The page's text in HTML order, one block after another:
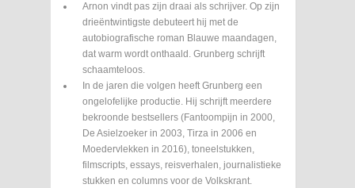
Arnon vindt pas zijn draai als schrijver. Op zijn
drieëntwintigste debuteert hij met de
autobiografische roman Blauwe maandagen,
dat warm wordt onthaald. Grunberg schrijft
schaamteloos.
In de jaren die volgen heeft Grunberg een
ongelofelijke productie. Hij schrijft meerdere
bekroonde bestsellers (Fantoompijn in 2000,
De Asielzoeker in 2003, Tirza in 2006 en
Moedervlekken in 2016), toneelstukken,
filmscripts, essays, reisverhalen, journalistieke
stukken en columns voor de Volkskrant.